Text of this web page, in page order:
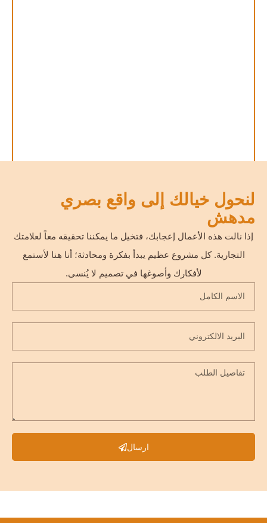
معرض فيديوهاتي في صناعة المحتوى
لنحول خيالك إلى واقع بصري
مدهش
إذا نالت هذه الأعمال إعجابك، فتخيل ما يمكننا تحقيقه معاً لعلامتك
التجارية. كل مشروع عظيم يبدأ بفكرة ومحادثة؛ أنا هنا لأستمع
لأفكارك وأصوغها في تصميم لا يُنسى.
ارسال